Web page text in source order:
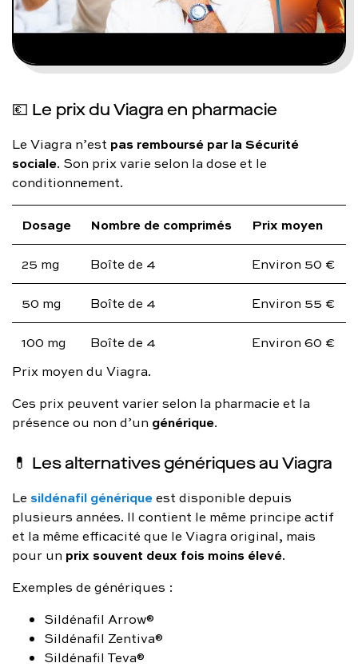
💶 Le prix du Viagra en pharmacie
Le Viagra n’estpas remboursé par la Sécurité
sociale. Son prix varie selon la dose et le
conditionnement.
Dosage Nombre de comprimés Prix moyen
25 mg Boîte de 4 Environ 50 €
50 mg Boîte de 4 Environ 55 €
100 mg Boîte de 4
Environ 60 €
Prix moyen du Viagra.
Ces prix peuvent varier selon la pharmacie et la
présence ou non d’un générique.
💊 Les alternatives génériques au Viagra
Le sildénafil génériqueest disponible depuis
plusieurs années. Il contient le même principe actif
et la même efficacité que le Viagra original, mais
pour un prix souvent deux fois moins élevé.
Exemples de génériques :
Sildénafil Arrow®
Sildénafil Zentiva®
Sildénafil Teva®